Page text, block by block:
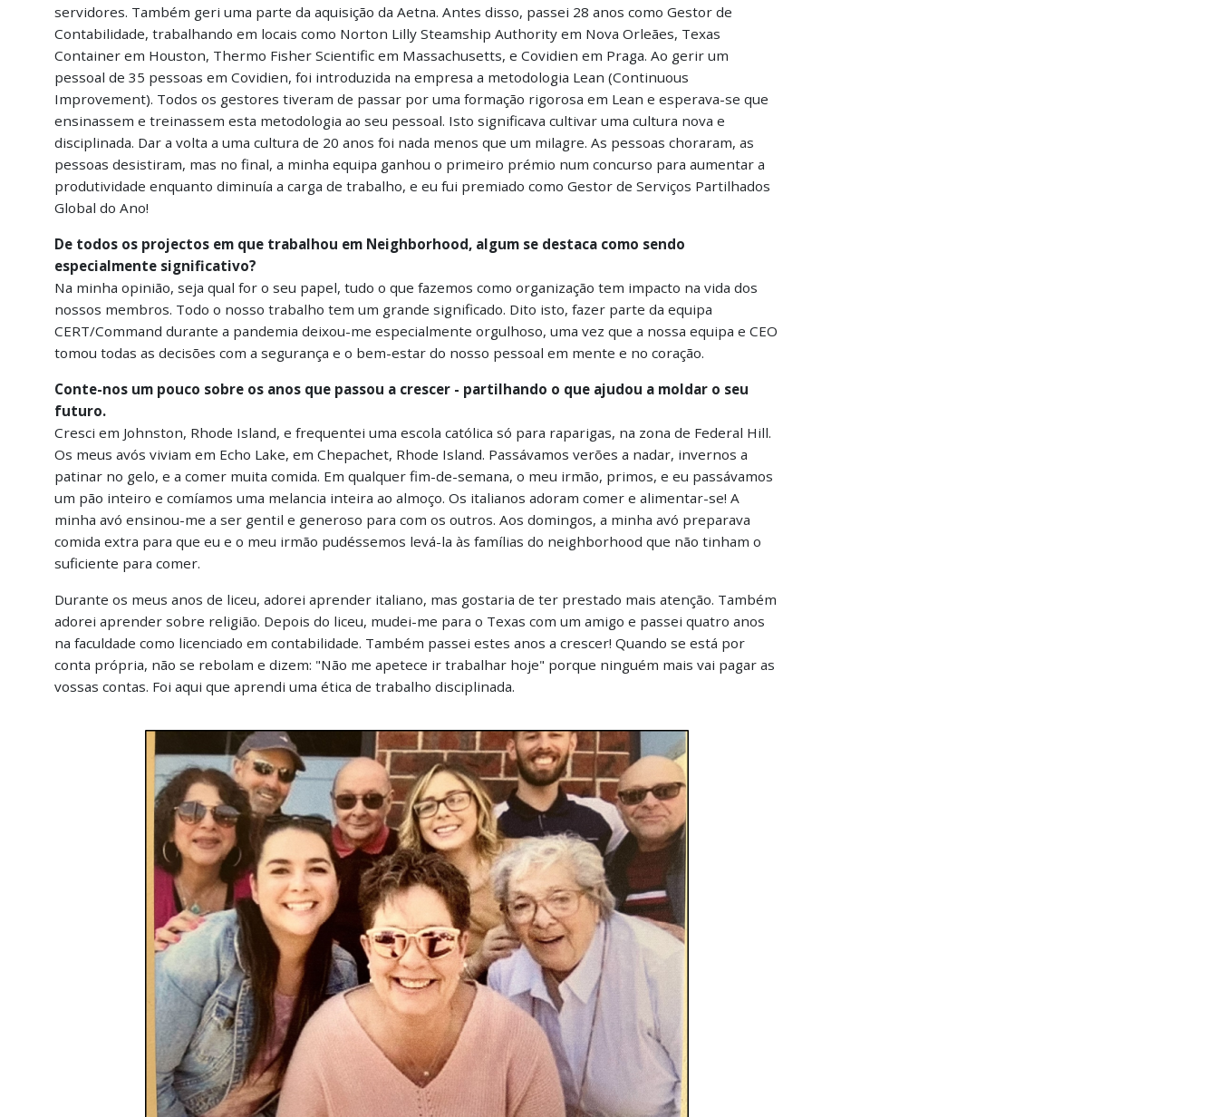
servidores. Também geri uma parte da aquisição da Aetna. Antes disso, passei 28 anos como Gestor de
Contabilidade, trabalhando em locais como Norton Lilly Steamship Authority em Nova Orleães, Texas
Container em Houston, Thermo Fisher Scientific em Massachusetts, e Covidien em Praga. Ao gerir um
pessoal de 35 pessoas em Covidien, foi introduzida na empresa a metodologia Lean (Continuous
Improvement). Todos os gestores tiveram de passar por uma formação rigorosa em Lean e esperava-se que
ensinassem e treinassem esta metodologia ao seu pessoal. Isto significava cultivar uma cultura nova e
disciplinada. Dar a volta a uma cultura de 20 anos foi nada menos que um milagre. As pessoas choraram, as
pessoas desistiram, mas no final, a minha equipa ganhou o primeiro prémio num concurso para aumentar a
produtividade enquanto diminuía a carga de trabalho, e eu fui premiado como Gestor de Serviços Partilhados
Global do Ano!
De todos os projectos em que trabalhou em Neighborhood, algum se destaca como sendo
especialmente significativo?
Na minha opinião, seja qual for o seu papel, tudo o que fazemos como organização tem impacto na vida dos
nossos membros. Todo o nosso trabalho tem um grande significado. Dito isto, fazer parte da equipa
CERT/Command durante a pandemia deixou-me especialmente orgulhoso, uma vez que a nossa equipa e CEO
tomou todas as decisões com a segurança e o bem-estar do nosso pessoal em mente e no coração.
Conte-nos um pouco sobre os anos que passou a crescer - partilhando o que ajudou a moldar o seu
futuro.
Cresci em Johnston, Rhode Island, e frequentei uma escola católica só para raparigas, na zona de Federal Hill.
Os meus avós viviam em Echo Lake, em Chepachet, Rhode Island. Passávamos verões a nadar, invernos a
patinar no gelo, e a comer muita comida. Em qualquer fim-de-semana, o meu irmão, primos, e eu passávamos
um pão inteiro e comíamos uma melancia inteira ao almoço. Os italianos adoram comer e alimentar-se! A
minha avó ensinou-me a ser gentil e generoso para com os outros. Aos domingos, a minha avó preparava
comida extra para que eu e o meu irmão pudéssemos levá-la às famílias do neighborhood que não tinham o
suficiente para comer.
Durante os meus anos de liceu, adorei aprender italiano, mas gostaria de ter prestado mais atenção. Também
adorei aprender sobre religião. Depois do liceu, mudei-me para o Texas com um amigo e passei quatro anos
na faculdade como licenciado em contabilidade. Também passei estes anos a crescer! Quando se está por
conta própria, não se rebolam e dizem: "Não me apetece ir trabalhar hoje" porque ninguém mais vai pagar as
vossas contas. Foi aqui que aprendi uma ética de trabalho disciplinada.